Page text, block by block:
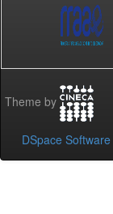
Theme by
DSpace Software